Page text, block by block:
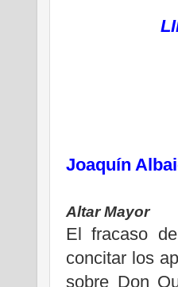
Joaquín
Altar Mayor
El fracaso
concitar los
sobre Don